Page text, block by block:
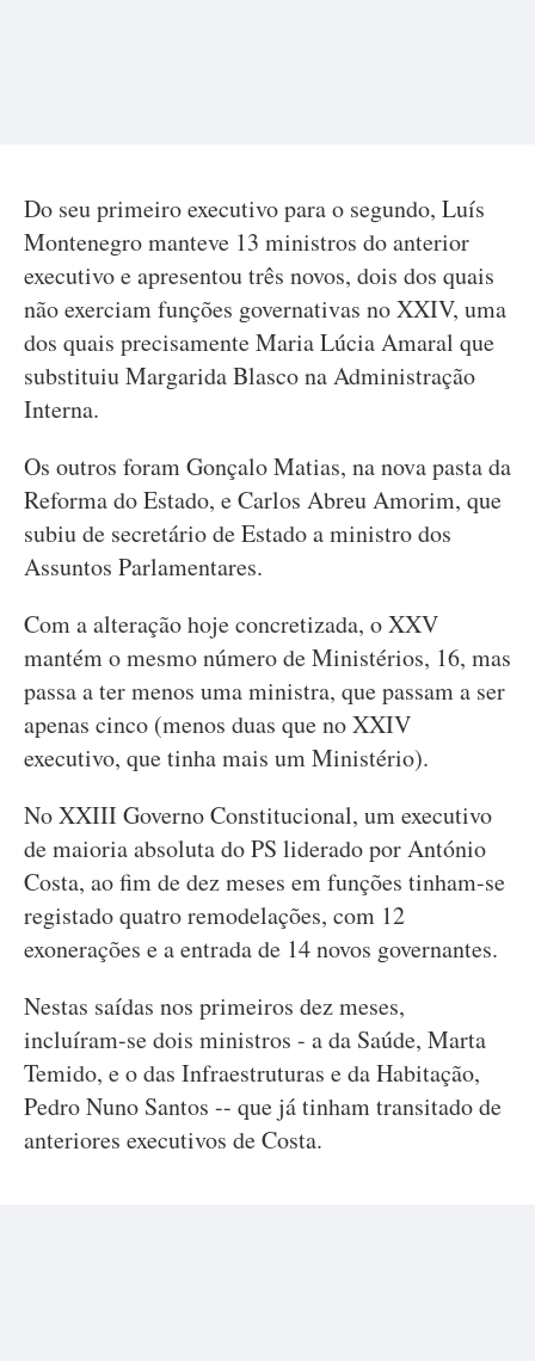
Do seu primeiro executivo para o segundo, Luís
Montenegro manteve 13 ministros do anterior
executivo e apresentou três novos, dois dos quais
não exerciam funções governativas no XXIV, uma
dos quais precisamente Maria Lúcia Amaral que
substituiu Margarida Blasco na Administração
Interna.
Os outros foram Gonçalo Matias, na nova pasta da
Reforma do Estado, e Carlos Abreu Amorim, que
subiu de secretário de Estado a ministro dos
Assuntos Parlamentares.
Com a alteração hoje concretizada, o XXV
mantém o mesmo número de Ministérios, 16, mas
passa a ter menos uma ministra, que passam a ser
apenas cinco (menos duas que no XXIV
executivo, que tinha mais um Ministério).
No XXIII Governo Constitucional, um executivo
de maioria absoluta do PS liderado por António
Costa, ao fim de dez meses em funções tinham-se
registado quatro remodelações, com 12
exonerações e a entrada de 14 novos governantes.
Nestas saídas nos primeiros dez meses,
incluíram-se dois ministros - a da Saúde, Marta
Temido, e o das Infraestruturas e da Habitação,
Pedro Nuno Santos -- que já tinham transitado de
anteriores executivos de Costa.